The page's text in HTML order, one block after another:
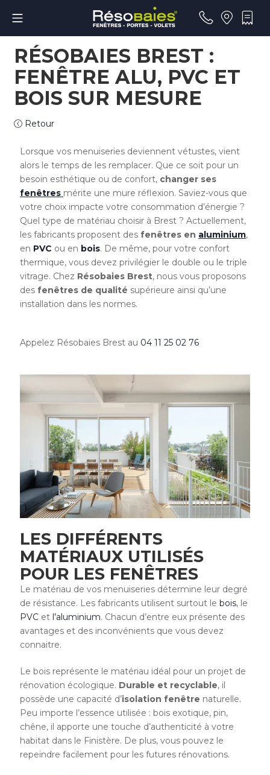
RÉSOBAIES BREST :
FENÊTRE ALU, PVC ET
BOIS SUR MESURE
Retour
Lorsque vos menuiseries deviennent vétustes, vient
alors le temps de les remplacer. Que ce soit pour un
besoin esthétique ou de confort, changer ses
fenêtres mérite une mure réflexion. Saviez-vous que
votre choix impacte votre consommation d’énergie ?
Quel type de matériau choisir à Brest ? Actuellement,
les fabricants proposent des fenêtres en aluminium,
en PVC ou en bois. De même, pour votre confort
thermique, vous devez privilégier le double ou le triple
vitrage. Chez Résobaies Brest, nous vous proposons
des fenêtres de qualité supérieure ainsi qu’une
installation dans les normes.
Appelez Résobaies Brest au 04 11 25 02 76
LES DIFFÉRENTS
MATÉRIAUX UTILISÉS
POUR LES FENÊTRES
Le matériau de vos menuiseries détermine leur degré
de résistance. Les fabricants utilisent surtout le bois, le
PVC et l’aluminium. Chacun d’entre eux présente des
avantages et des inconvénients que vous devez
connaitre.
Le bois représente le matériau idéal pour un projet de
rénovation écologique. Durable et recyclable, il
possède une capacité d’isolation fenêtre naturelle.
Peu importe l’essence utilisée : bois exotique, pin,
chêne, il apporte une touche d’authenticité à votre
habitat dans le Finistère. De plus, vous pouvez le
repeindre facilement pour les futures rénovations.